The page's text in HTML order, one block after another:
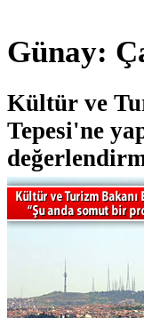
Günay:
Kültür ve
Tepesi'ne